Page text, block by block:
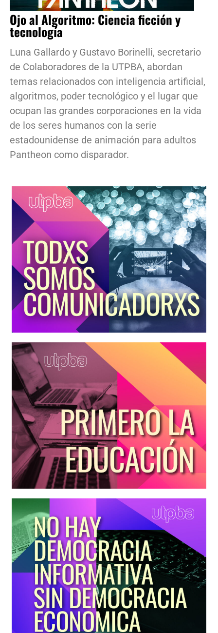
Ojo al Algoritmo: Ciencia ficción y
tecnología
Luna Gallardo y Gustavo Borinelli, secretario
de Colaboradores de la UTPBA, abordan
temas relacionados con inteligencia artificial,
algoritmos, poder tecnológico y el lugar que
ocupan las grandes corporaciones en la vida
de los seres humanos con la serie
estadounidense de animación para adultos
Pantheon como disparador.